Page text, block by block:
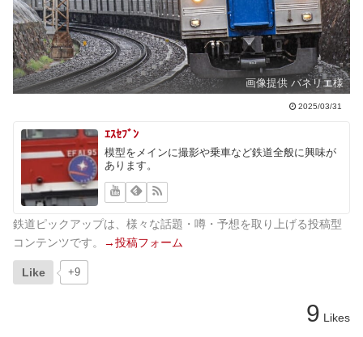
画像提供 バネリエ様
2025/03/31
ｴｽｾﾌﾞﾝ
模型をメインに撮影や乗車など鉄道全般に興味が
あります。
鉄道ピックアップは、様々な話題・噂・予想を取り上げる投稿型
コンテンツです。
→投稿フォーム
Like +9
9 Likes